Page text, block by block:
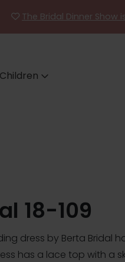
The Bridal Dinner
Children
18-109
dress by Berta Bridal
has a lace top with a